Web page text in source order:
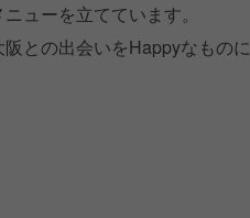
ューを立てています。
との出会いをHappyなものに